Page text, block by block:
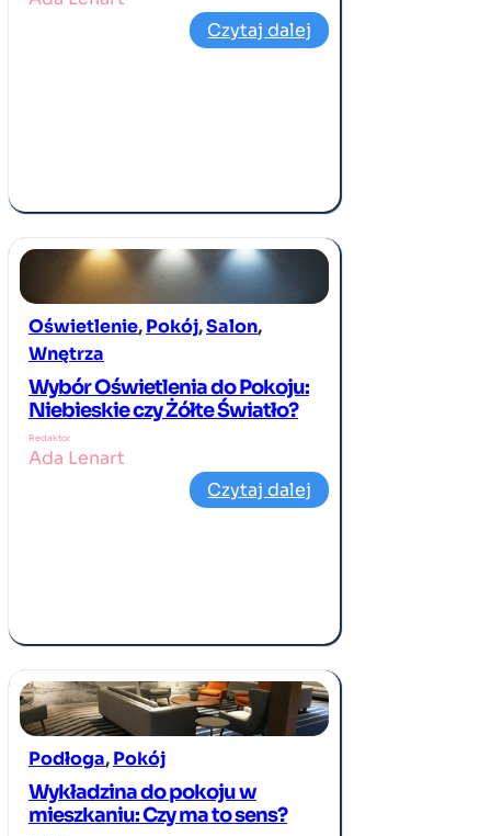
Czytaj dalej
Oświetlenie, Pokój, Salon
Wnętrza
Wybór Oświetlenia do Pokoju:
Niebieskie czy Żółte Światło?
Redaktor
Ada Lenart
Czytaj dalej
Podłoga, Pokój
Wykładzina do pokoju w
mieszkaniu: Czy ma to sens?